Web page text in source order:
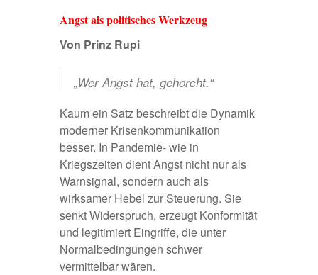
Angst als politisches Werkzeug
Von Prinz Rupi
„Wer Angst hat, gehorcht.“
Kaum ein Satz beschreibt die Dynamik
moderner Krisenkommunikation
besser. In Pandemie- wie in
Kriegszeiten dient Angst nicht nur als
Warnsignal, sondern auch als
wirksamer Hebel zur Steuerung. Sie
senkt Widerspruch, erzeugt Konformität
und legitimiert Eingriffe, die unter
Normalbedingungen schwer
vermittelbar wären.